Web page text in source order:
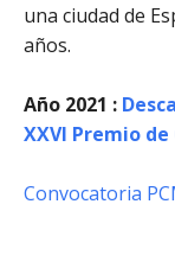
una ciudad de
años.
Año 2021 :
XXVI Premio
Convocatoria